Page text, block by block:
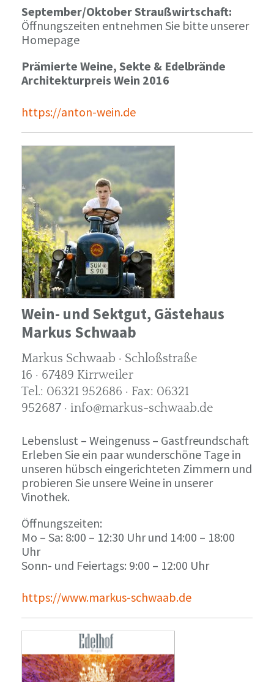
September/Oktober Straußwirtschaft:
Öffnungszeiten entnehmen Sie bitte unserer
Homepage
Prämierte Weine, Sekte & Edelbrände
Architekturpreis Wein 2016
https://anton-wein.de
Wein- und Sektgut, Gästehaus
Markus Schwaab
Markus Schwaab · Schloßstraße
16 · 67489 Kirrweiler
Tel.: 06321 952686 · Fax: 06321
952687 · info@markus-schwaab.de
Lebenslust – Weingenuss – Gastfreundschaft
Erleben Sie ein paar wunderschöne Tage in
unseren hübsch eingerichteten Zimmern und
probieren Sie unsere Weine in unserer
Vinothek.
Öffnungszeiten:
Mo – Sa: 8:00 – 12:30 Uhr und 14:00 – 18:00
Uhr
Sonn- und Feiertags: 9:00 – 12:00 Uhr
https://www.markus-schwaab.de